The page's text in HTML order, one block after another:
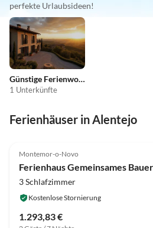
perfekte Urlaubsideen!
Günstige Ferienwohnungen
1 Unterkünfte
Ferienhäuser in Alentejo
Montemor-o-Novo
3 Schlafzimmer
Kostenlose Stornierung
1.293,83 €